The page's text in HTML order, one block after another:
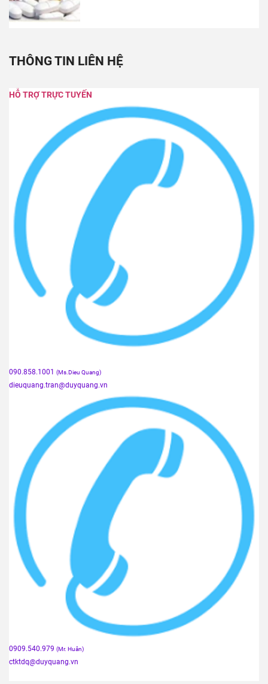
THÔNG TIN LIÊN HỆ
HỖ TRỢ TRỰC TUYẾN
090.858.1001 (Ms.Dieu Quang)
dieuquang.tran@duyquang.vn
0909.540.979 (Mr. Huân)
ctktdq@duyquang.vn